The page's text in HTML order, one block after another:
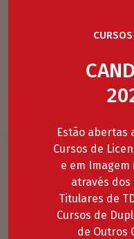
Estão abertas
Cursos de
e em Imagem
através dos
Titulares de
Cursos de
de Outros